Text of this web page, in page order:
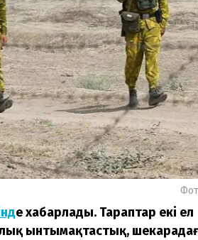
е хабарлады. Тараптар екі ел
ынтымақтастық,